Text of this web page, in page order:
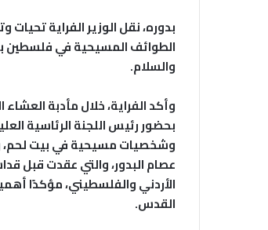
بدوره، نقل الوزير الفراية
الطوائف المسيحية في فلسطين
والسلام.
وأكد الفراية، خلال مأدبة
بحضور رئيس اللجنة الرئاسية
وشخصيات مسيحية في بيت لحم،
عصام البدور، والتي عقدت قبل
الأردني والفلسطيني، مؤكدًا
القدس.